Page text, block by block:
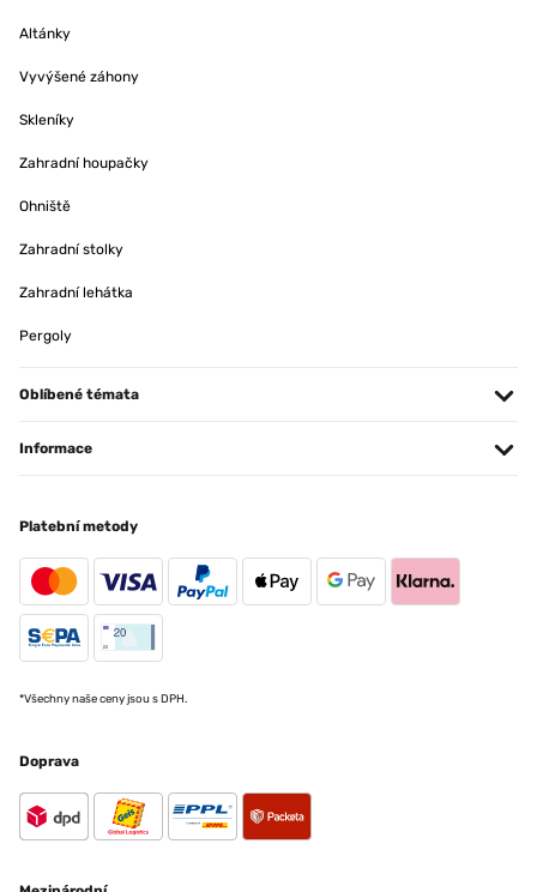
Altánky
Vyvýšené záhony
Skleníky
Zahradní houpačky
Ohniště
Zahradní stolky
Zahradní lehátka
Pergoly
Oblíbené témata
Informace
Platební metody
*Všechny naše ceny jsou s DPH.
Doprava